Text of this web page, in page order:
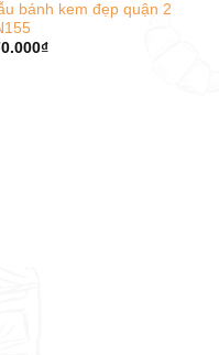
bánh kem đẹp quận 2
₫